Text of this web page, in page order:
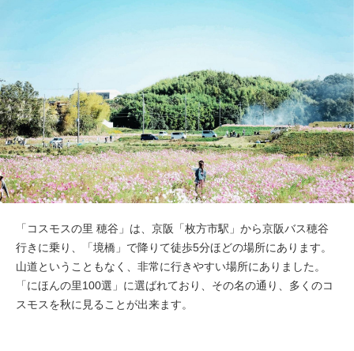
「コスモスの里 穂谷」は、京阪「枚方市駅」から京阪バス穂谷
行きに乗り、「境橋」で降りて徒歩5分ほどの場所にあります。
山道ということもなく、非常に行きやすい場所にありました。
「にほんの里100選」に選ばれており、その名の通り、多くのコ
スモスを秋に見ることが出来ます。